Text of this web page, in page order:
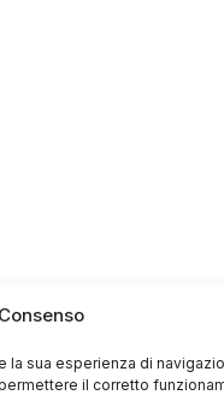
la sua esperienza di
il corretto